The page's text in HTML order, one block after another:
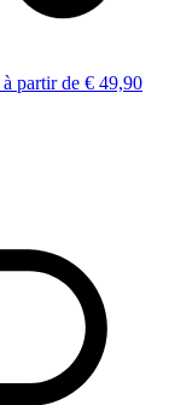
à partir de € 49,90